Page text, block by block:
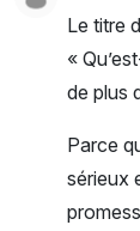
Le titre
«
de plus
Parce
sérieux